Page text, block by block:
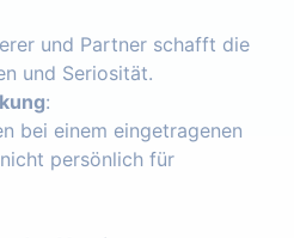
und Partner schafft die
und Seriosität.
:
bei einem eingetragenen
persönlich für